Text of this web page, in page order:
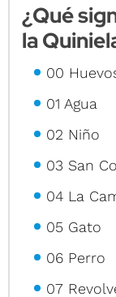
¿Qué
la
00
01 Agua
02 Niño
03 San
04 La
05 Gato
06 Perro
07